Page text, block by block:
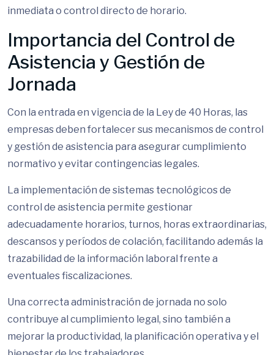
inmediata o control directo de horario.
Importancia del Control de
Asistencia y Gestión de
Jornada
Con la entrada en vigencia de la Ley de 40 Horas, las
empresas deben fortalecer sus mecanismos de control
y gestión de asistencia para asegurar cumplimiento
normativo y evitar contingencias legales.
La implementación de sistemas tecnológicos de
control de asistencia permite gestionar
adecuadamente horarios, turnos, horas extraordinarias,
descansos y períodos de colación, facilitando además la
trazabilidad de la información laboral frente a
eventuales fiscalizaciones.
Una correcta administración de jornada no solo
contribuye al cumplimiento legal, sino también a
mejorar la productividad, la planificación operativa y el